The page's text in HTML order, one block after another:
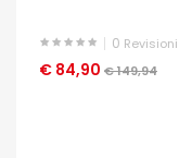
0 Revisioni
€ 84,90 € 149,94